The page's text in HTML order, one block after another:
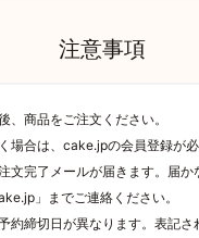
注意事項
、商品をご注文ください。
場合は、cake.jpの会員登録が必
文完了メールが届きます。届か
」までご連絡ください。
約締切日が異なります。表記さ